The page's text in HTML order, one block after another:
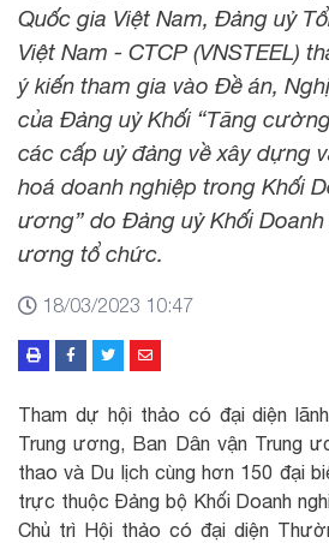
Quốc gia Việt Nam, Đảng uỷ
Việt Nam - CTCP (VNSTEEL)
ý kiến tham gia vào Đề án,
của Đảng uỷ Khối “Tăng
các cấp uỷ đảng về xây dựng
hoá doanh nghiệp trong Khối
ương” do Đảng uỷ Khối Doanh
ương tổ chức.
18/03/2023 10:47
Tham dự hội thảo có đại diện
Trung ương, Ban Dân vận Trung
thao và Du lịch cùng hơn 150 đại
trực thuộc Đảng bộ Khối Doanh
Chủ trì Hội thảo có đại diện